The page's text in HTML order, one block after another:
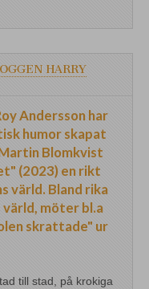
HARRY
Andersson har
humor skapat
Blomkvist
(2023) en rikt
värld. Bland rika
värld, möter bl.a
skrattade" ur
till stad, på krokiga